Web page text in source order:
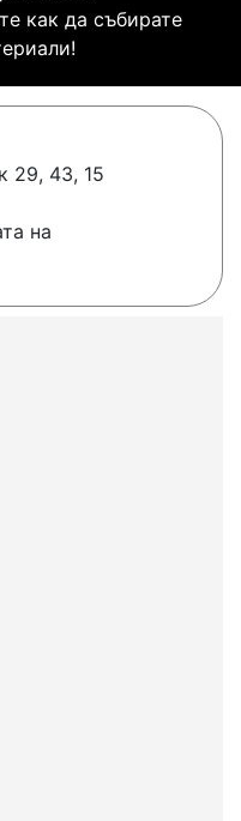
как да събирате
29, 43, 15
на